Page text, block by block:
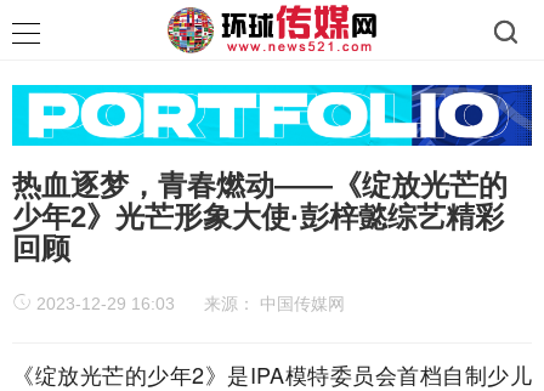
热血逐梦，青春燃动——《绽放光芒的
少年2》光芒形象大使·彭梓懿综艺精彩
回顾
2023-12-29 16:03 来源： 中国传媒网
《绽放光芒的少年2》是IPA模特委员会首档自制少儿